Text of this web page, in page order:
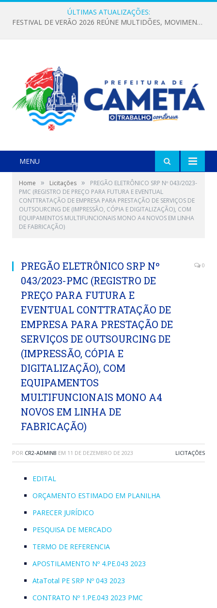
ÚLTIMAS ATUALIZAÇÕES:
FESTIVAL DE VERÃO 2026 REÚNE MULTIDÕES, MOVIMENTA A ECONOMIA E FORTALECE A CULTURA LOCAL
MENU
Home » Licitações »
PREGÃO ELETRÔNICO SRP Nº 043/2023-
PMC (REGISTRO DE PREÇO PARA FUTURA E EVENTUAL
CONTTRATAÇÃO DE EMPRESA PARA PRESTAÇÃO DE SERVIÇOS DE
OUTSOURCING DE (IMPRESSÃO, CÓPIA E DIGITALIZAÇÃO), COM
EQUIPAMENTOS MULTIFUNCIONAIS MONO A4 NOVOS EM LINHA
DE FABRICAÇÃO)
PREGÃO ELETRÔNICO SRP Nº
043/2023-PMC (REGISTRO DE
PREÇO PARA FUTURA E
EVENTUAL CONTTRATAÇÃO DE
EMPRESA PARA PRESTAÇÃO DE
SERVIÇOS DE OUTSOURCING DE
(IMPRESSÃO, CÓPIA E
DIGITALIZAÇÃO), COM
EQUIPAMENTOS
MULTIFUNCIONAIS MONO A4
NOVOS EM LINHA DE
FABRICAÇÃO)
0
POR CR2-ADMIN8 EM 11 DE DEZEMBRO DE 2023 LICITAÇÕES
EDITAL
ORÇAMENTO ESTIMADO EM PLANILHA
PARECER JURÍDICO
PESQUISA DE MERCADO
TERMO DE REFERENCIA
APOSTILAMENTO Nº 4.PE.043 2023
AtaTotal PE SRP Nº 043 2023
CONTRATO Nº 1.PE.043 2023 PMC